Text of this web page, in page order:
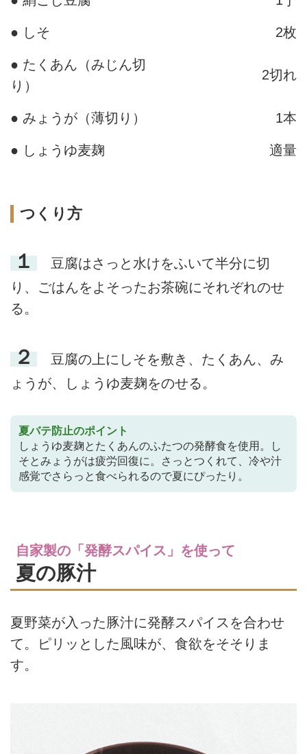
● しそ 2枚
● たくあん（みじん切
り）
2切れ
● みょうが（薄切り） 1本
● しょうゆ麦麹 適量
つくり方
１
豆腐はさっと水けをふいて半分に切
り、ごはんをよそったお茶碗にそれぞれのせ
る。
２
豆腐の上にしそを敷き、たくあん、み
ょうが、しょうゆ麦麹をのせる。
夏バテ防止のポイント
しょうゆ麦麹とたくあんのふたつの発酵食を使用。し
そとみょうがは疲労回復に。さっとつくれて、冷や汁
感覚でさらっと食べられるので夏にぴったり。
自家製の「発酵スパイス」を使って
夏の豚汁
夏野菜が入った豚汁に発酵スパイスを合わせ
て。ピリッとした風味が、食欲をそそりま
す。